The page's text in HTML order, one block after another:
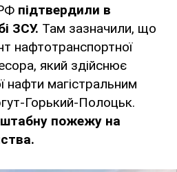
підтвердили в
ЗСУ. Там зазначили, що
нафтотранспортної
який здійснює
нафти магістральним
Горький-Полоцьк.
пожежу на